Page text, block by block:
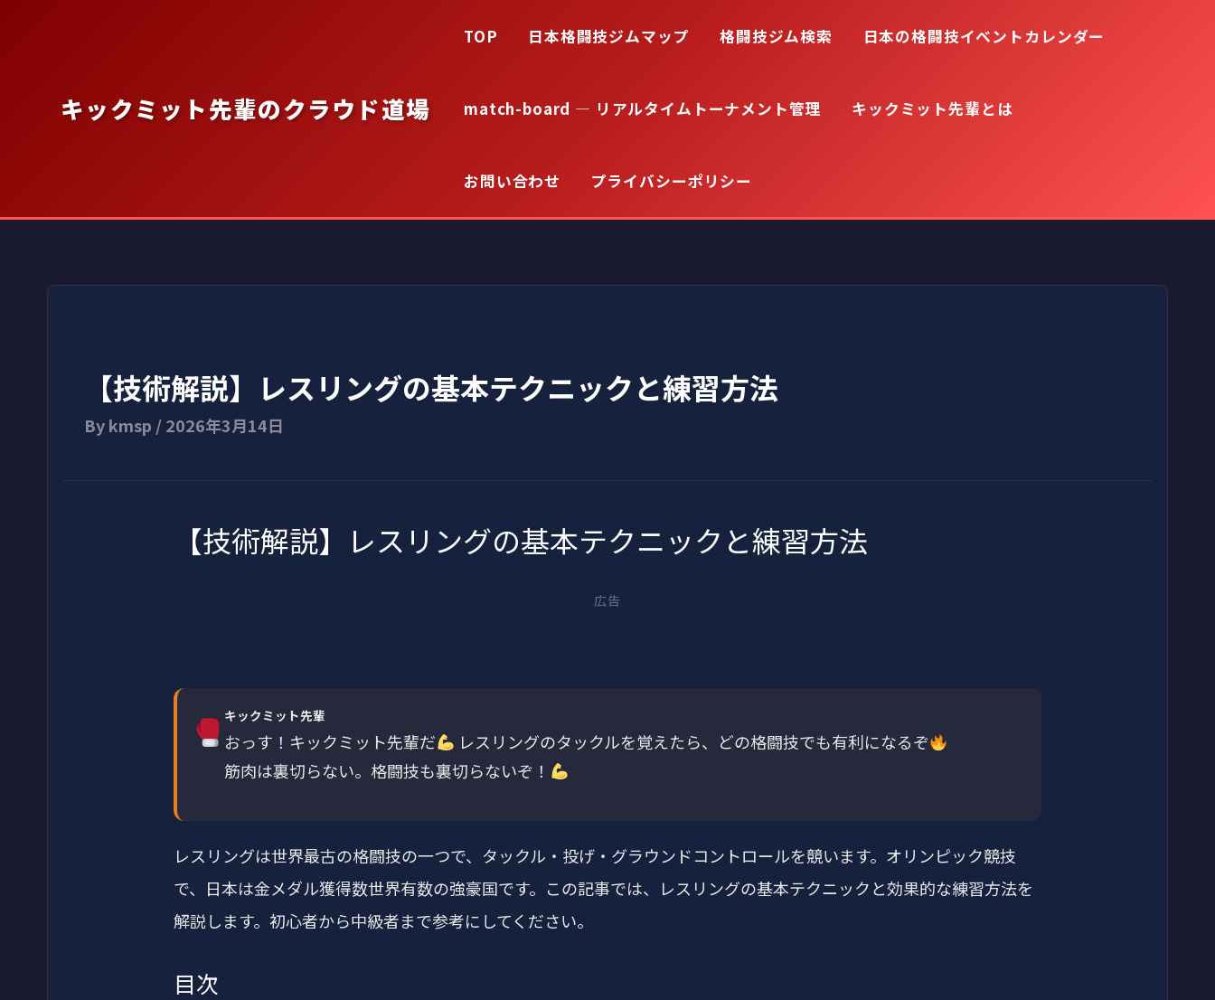
キックミット先輩のクラウド道場
TOP 日本格闘技ジムマップ 格闘技ジム検索 日本の格闘技イベントカレンダー
match-board — リアルタイムトーナメント管理 キックミット先輩とは
お問い合わせ プライバシーポリシー
【技術解説】レスリングの基本テクニックと練習方法
Bykmsp /2026年3月14日
【技術解説】レスリングの基本テクニックと練習方法
広告
キックミット先輩
おっす！キックミット先輩だ
レスリングのタックルを覚えたら、どの格闘技でも有利になるぞ
筋肉は裏切らない。格闘技も裏切らないぞ！
レスリングは世界最古の格闘技の一つで、タックル・投げ・グラウンドコントロールを競います。オリンピック競技
で、日本は金メダル獲得数世界有数の強豪国です。この記事では、レスリングの基本テクニックと効果的な練習方法を
解説します。初心者から中級者まで参考にしてください。
目次